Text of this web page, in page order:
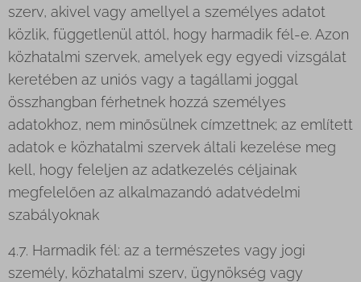
szerv, akivel vagy amellyel a személyes adatot
közlik, függetlenül attól, hogy harmadik fél-e. Azon
közhatalmi szervek, amelyek egy egyedi vizsgálat
keretében az uniós vagy a tagállami joggal
összhangban férhetnek hozzá személyes
adatokhoz, nem minősülnek címzettnek; az említett
adatok e közhatalmi szervek általi kezelése meg
kell, hogy feleljen az adatkezelés céljainak
megfelelően az alkalmazandó adatvédelmi
szabályoknak
4.7. Harmadik fél: az a természetes vagy jogi
személy, közhatalmi szerv, ügynökség vagy